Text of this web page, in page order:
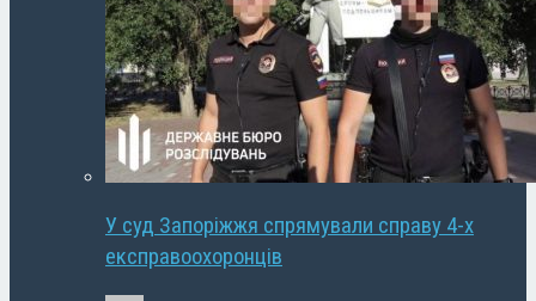
У суд Запоріжжя спрямували справу 4-х
експравоохоронців